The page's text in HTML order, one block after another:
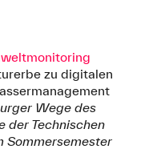
zu digitalen
Wege des
der Technischen
Sommersemester